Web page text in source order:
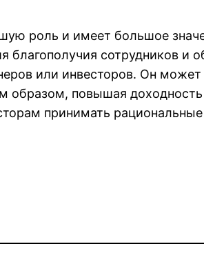
роль и имеет большое
благополучия сотрудников
или инвесторов. Он
повышая
принимать